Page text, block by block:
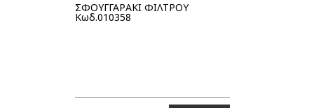
ΣΦΟΥΓΓΑΡΑΚΙ ΦΙΛΤΡΟΥ
Κωδ.010358